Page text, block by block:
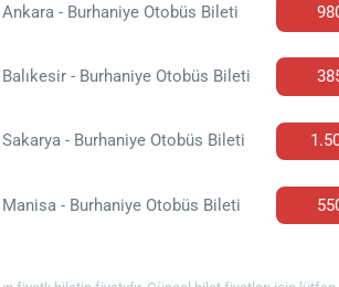
Ankara - Burhaniye Otobüs Bileti
Balıkesir - Burhaniye Otobüs Bileti
Sakarya - Burhaniye Otobüs Bileti
Manisa - Burhaniye Otobüs Bileti